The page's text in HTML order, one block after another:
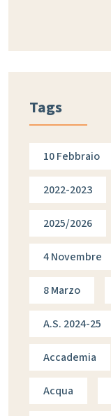
Tags
10 Febbraio
2022-2023
2025/2026
4 Novembre
8 Marzo
A.s. 2024-25
Accademia
Acqua